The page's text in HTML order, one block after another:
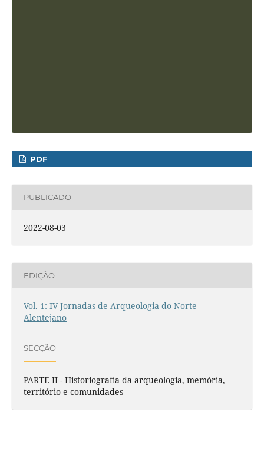
PDF
PUBLICADO
2022-08-03
EDIÇÃO
Vol. 1: IV Jornadas de Arqueologia do Norte
Alentejano
SECÇÃO
PARTE II - Historiografia da arqueologia, memória,
território e comunidades